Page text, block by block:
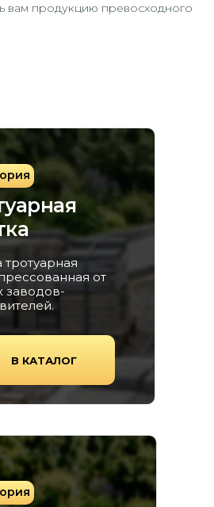
вам продукцию превосходного
тротуарная
от
заводов-
В КАТАЛОГ